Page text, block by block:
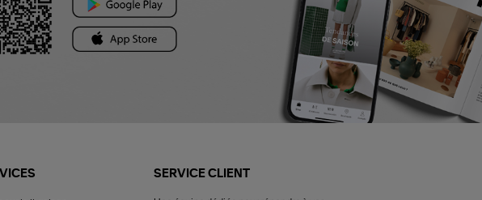
SERVICE CLIENT